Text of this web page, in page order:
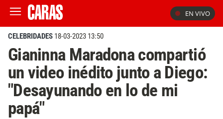
EN VIVO
CELEBRIDADES 18-03-2023 13:50
Gianinna Maradona compartió
un video inédito junto a Diego:
"Desayunando en lo de mi
papá"